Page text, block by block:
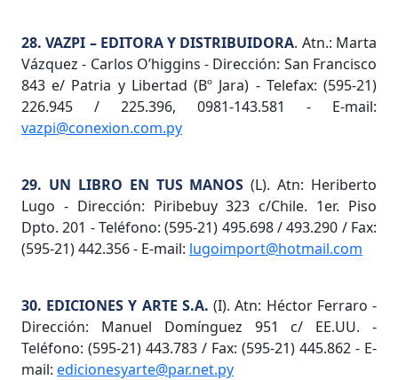
28. VAZPI – EDITORA Y DISTRIBUIDORA. Atn.: Marta
Vázquez - Carlos O’higgins - Dirección: San Francisco
843 e/ Patria y Libertad (Bº Jara) - Telefax: (595-21)
226.945 / 225.396, 0981-143.581 - E-mail:
vazpi@conexion.com.py
29. UN LIBRO EN TUS MANOS(L). Atn: Heriberto
Lugo - Dirección: Piribebuy 323 c/Chile. 1er. Piso
Dpto. 201 - Teléfono: (595-21) 495.698 / 493.290 / Fax:
(595-21) 442.356 - E-mail: lugoimport@hotmail.com
30. EDICIONES Y ARTE S.A.(I). Atn: Héctor Ferraro -
Dirección: Manuel Domínguez 951 c/ EE.UU. -
Teléfono: (595-21) 443.783 / Fax: (595-21) 445.862 - E-
mail: edicionesyarte@par.net.py